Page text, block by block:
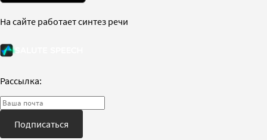
На сайте работает синтез речи
Рассылка:
Подписаться